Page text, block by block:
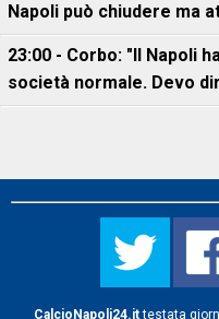
Napoli può chiudere ma
23:00 - Corbo: "Il Napoli
società normale. Devo
CalcioNapoli24.ittestata